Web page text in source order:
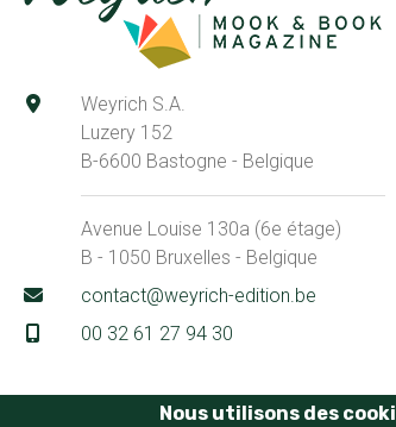
Weyrich S.A.
Luzery 152
B-6600 Bastogne - Belgique
Avenue Louise 130a (6e étage)
B - 1050 Bruxelles - Belgique
contact@weyrich-edition.be
00 32 61 27 94 30
Nous utilisons des